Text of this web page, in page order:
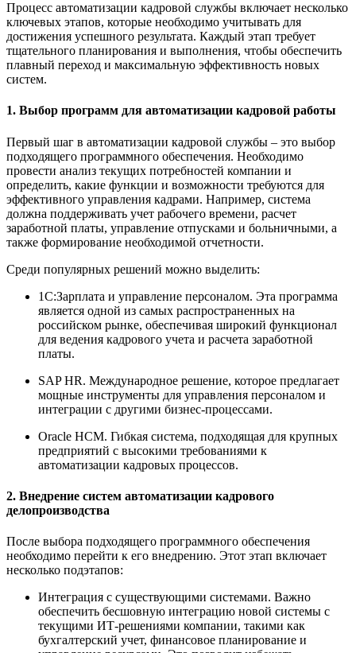
Процесс автоматизации кадровой службы включает несколько
ключевых этапов, которые необходимо учитывать для
достижения успешного результата. Каждый этап требует
тщательного планирования и выполнения, чтобы обеспечить
плавный переход и максимальную эффективность новых
систем.
1. Выбор программ для автоматизации кадровой работы
Первый шаг в автоматизации кадровой службы – это выбор
подходящего программного обеспечения. Необходимо
провести анализ текущих потребностей компании и
определить, какие функции и возможности требуются для
эффективного управления кадрами. Например, система
должна поддерживать учет рабочего времени, расчет
заработной платы, управление отпусками и больничными, а
также формирование необходимой отчетности.
Среди популярных решений можно выделить:
1С:Зарплата и управление персоналом. Эта программа
является одной из самых распространенных на
российском рынке, обеспечивая широкий функционал
для ведения кадрового учета и расчета заработной
платы.
SAP HR. Международное решение, которое предлагает
мощные инструменты для управления персоналом и
интеграции с другими бизнес-процессами.
Oracle HCM. Гибкая система, подходящая для крупных
предприятий с высокими требованиями к
автоматизации кадровых процессов.
2. Внедрение систем автоматизации кадрового
делопроизводства
После выбора подходящего программного обеспечения
необходимо перейти к его внедрению. Этот этап включает
несколько подэтапов:
Интеграция с существующими системами. Важно
обеспечить бесшовную интеграцию новой системы с
текущими ИТ-решениями компании, такими как
бухгалтерский учет, финансовое планирование и